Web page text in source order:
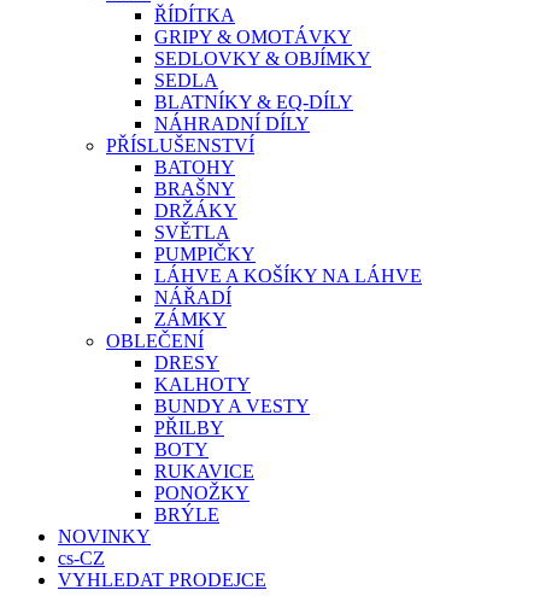
ŘÍDÍTKA
GRIPY & OMOTÁVKY
SEDLOVKY & OBJÍMKY
SEDLA
BLATNÍKY & EQ-DÍLY
NÁHRADNÍ DÍLY
PŘÍSLUŠENSTVÍ
BATOHY
BRAŠNY
DRŽÁKY
SVĚTLA
PUMPIČKY
LÁHVE A KOŠÍKY NA LÁHVE
NÁŘADÍ
ZÁMKY
OBLEČENÍ
DRESY
KALHOTY
BUNDY A VESTY
PŘILBY
BOTY
RUKAVICE
PONOŽKY
BRÝLE
NOVINKY
cs-CZ
VYHLEDAT PRODEJCE